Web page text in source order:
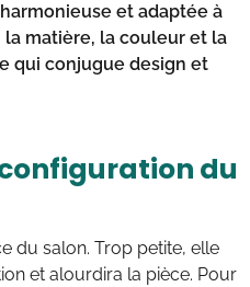
et adaptée à
matière, la couleur et la
qui conjugue design et
du
du salon. Trop petite, elle
et alourdira la pièce. Pour